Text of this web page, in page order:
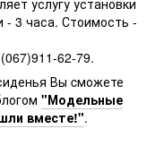
- 3 часа. Стоимость -
62-79.
Вы cможете
"Модельные
вместе!".